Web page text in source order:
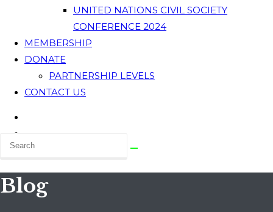
UNITED NATIONS CIVIL SOCIETY
CONFERENCE 2024
MEMBERSHIP
DONATE
PARTNERSHIP LEVELS
CONTACT US
Blog